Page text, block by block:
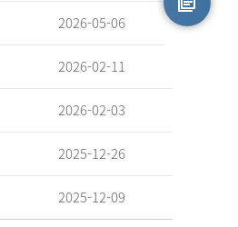
2026-05-06
2026-02-11
2026-02-03
2025-12-26
2025-12-09